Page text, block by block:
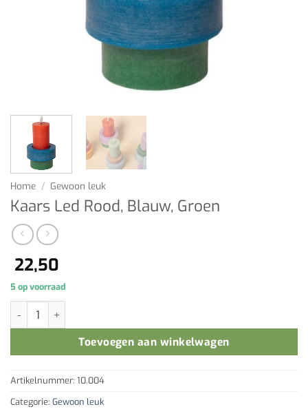
Home / Gewoon leuk
Kaars Led Rood, Blauw, Groen
22,50
5 op voorraad
Kaars Led Rood, Blauw, Groen aantal
Toevoegen aan winkelwagen
Artikelnummer: 10.004
Categorie: Gewoon leuk